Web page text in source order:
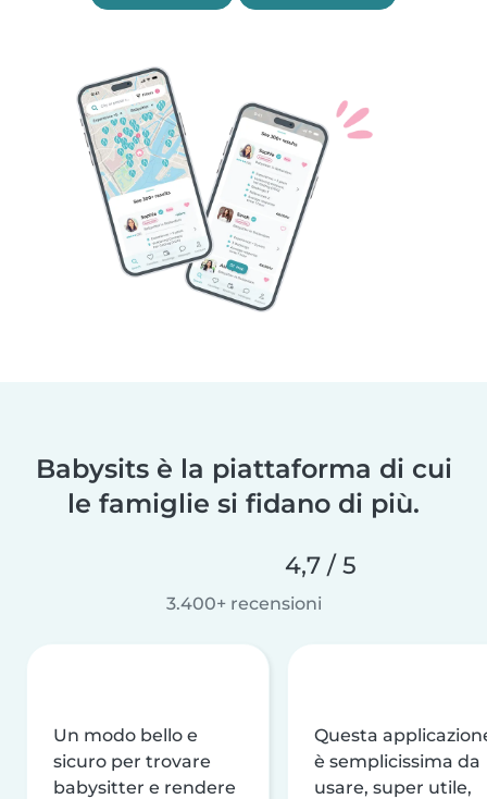
Babysits è la piattaforma di cui
le famiglie si fidano di più.
4,7 / 5
3.400+ recensioni
Un modo bello e
sicuro per trovare
babysitter e rendere
Questa
è semplicissima da
usare, super utile,